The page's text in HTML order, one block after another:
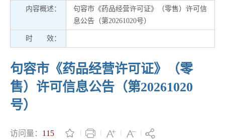
内容概述：
句容市《药品经营许可证》（零售）许可信
息公告（第20261020号）
时 效：
句容市《药品经营许可证》（零
售）许可信息公告（第20261020
号）
访问量： 115